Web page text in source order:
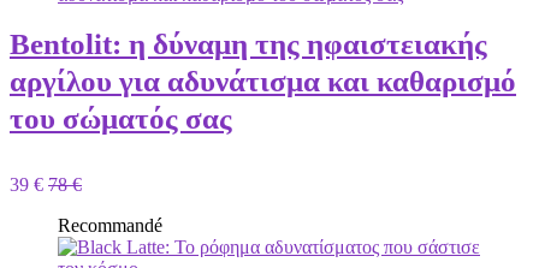
Bentolit: η δύναμη της ηφαιστειακής
αργίλου για αδυνάτισμα και καθαρισμό
του σώματός σας
39 € 78 €
Recommandé